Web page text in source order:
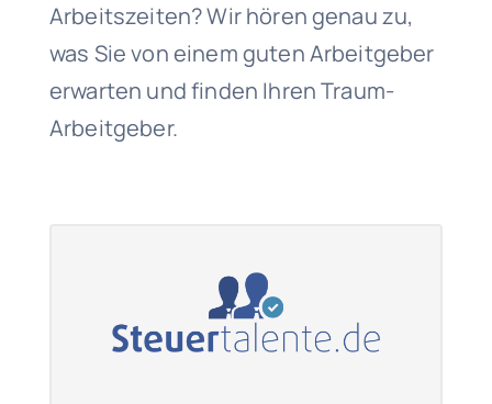
Arbeitszeiten? Wir hören genau zu,
was Sie von einem guten Arbeitgeber
erwarten und finden Ihren Traum-
Arbeitgeber.